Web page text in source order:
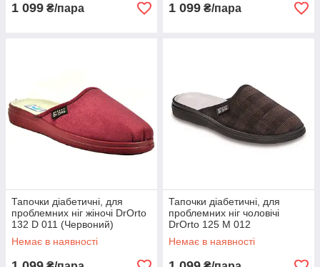
1 099 ₴/пара 1 099 ₴/пара
Тапочки діабетичні, для
проблемних ніг жіночі DrOrto
132 D 011 (Червоний)
Немає в наявності
Тапочки діабетичні, для
проблемних ніг чоловічі
DrOrto 125 M 012
(Коричневий)
Немає в наявності